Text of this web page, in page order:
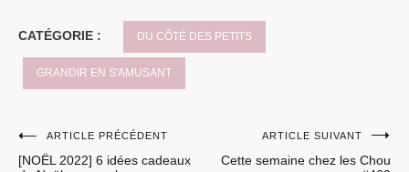
CATÉGORIE : DU CÔTÉ DES PETITS
GRANDIR EN S'AMUSANT
Navigation
ARTICLE PRÉCÉDENT
[NOËL 2022] 6 idées cadeaux
ARTICLE SUIVANT
Cette semaine chez les Chou